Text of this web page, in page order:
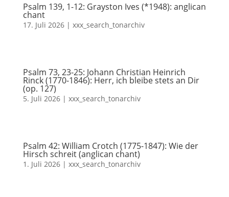
Psalm 139, 1-12: Grayston Ives (*1948): anglican
chant
17. Juli 2026| xxx_search_tonarchiv
Psalm 73, 23-25: Johann Christian Heinrich
Rinck (1770-1846): Herr, ich bleibe stets an Dir
(op. 127)
5. Juli 2026| xxx_search_tonarchiv
Psalm 42: William Crotch (1775-1847): Wie der
Hirsch schreit (anglican chant)
1. Juli 2026| xxx_search_tonarchiv